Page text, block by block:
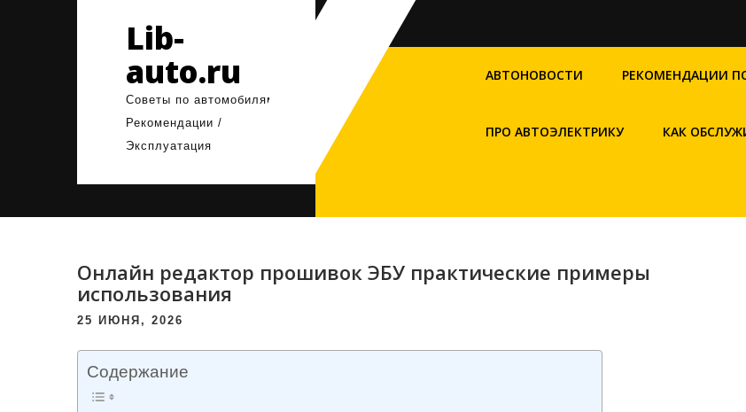
Lib-
auto.ru
Советы по автомобилям /
Рекомендации /
Эксплуатация
АВТОНОВОСТИ РЕКОМЕНДАЦИИ
ПРО АВТОЭЛЕКТРИКУ КАК
Онлайн редактор прошивок ЭБУ практические примеры
использования
25 ИЮНЯ, 2026
Содержание